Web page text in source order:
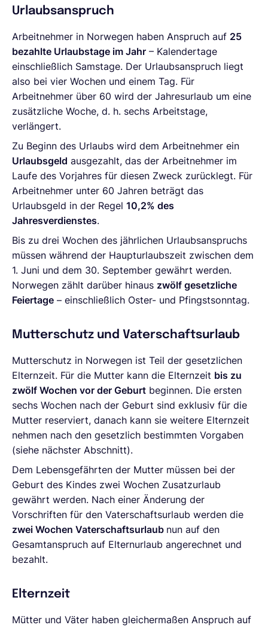
Urlaubsanspruch
Arbeitnehmer in Norwegen haben Anspruch auf 25
bezahlte Urlaubstage im Jahr – Kalendertage
einschließlich Samstage. Der Urlaubsanspruch liegt
also bei vier Wochen und einem Tag. Für
Arbeitnehmer über 60 wird der Jahresurlaub um eine
zusätzliche Woche, d. h. sechs Arbeitstage,
verlängert.
Zu Beginn des Urlaubs wird dem Arbeitnehmer ein
Urlaubsgeld ausgezahlt, das der Arbeitnehmer im
Laufe des Vorjahres für diesen Zweck zurücklegt. Für
Arbeitnehmer unter 60 Jahren beträgt das
Urlaubsgeld in der Regel 10,2% des
Jahresverdienstes.
Bis zu drei Wochen des jährlichen Urlaubsanspruchs
müssen während der Haupturlaubszeit zwischen dem
1. Juni und dem 30. September gewährt werden.
Norwegen zählt darüber hinaus zwölf gesetzliche
Feiertage – einschließlich Oster- und Pfingstsonntag.
Mutterschutz und Vaterschaftsurlaub
Mutterschutz in Norwegen ist Teil der gesetzlichen
Elternzeit. Für die Mutter kann die Elternzeit bis zu
zwölf Wochen vor der Geburt beginnen. Die ersten
sechs Wochen nach der Geburt sind exklusiv für die
Mutter reserviert, danach kann sie weitere Elternzeit
nehmen nach den gesetzlich bestimmten Vorgaben
(siehe nächster Abschnitt).
Dem Lebensgefährten der Mutter müssen bei der
Geburt des Kindes zwei Wochen Zusatzurlaub
gewährt werden. Nach einer Änderung der
Vorschriften für den Vaterschaftsurlaub werden die
zwei Wochen Vaterschaftsurlaub nun auf den
Gesamtanspruch auf Elternurlaub angerechnet und
bezahlt.
Elternzeit
Mütter und Väter haben gleichermaßen Anspruch auf